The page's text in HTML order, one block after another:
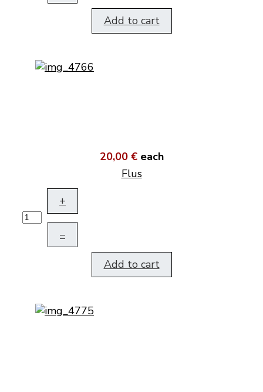
Add to cart
20,00 € each
Flus
+
–
Add to cart